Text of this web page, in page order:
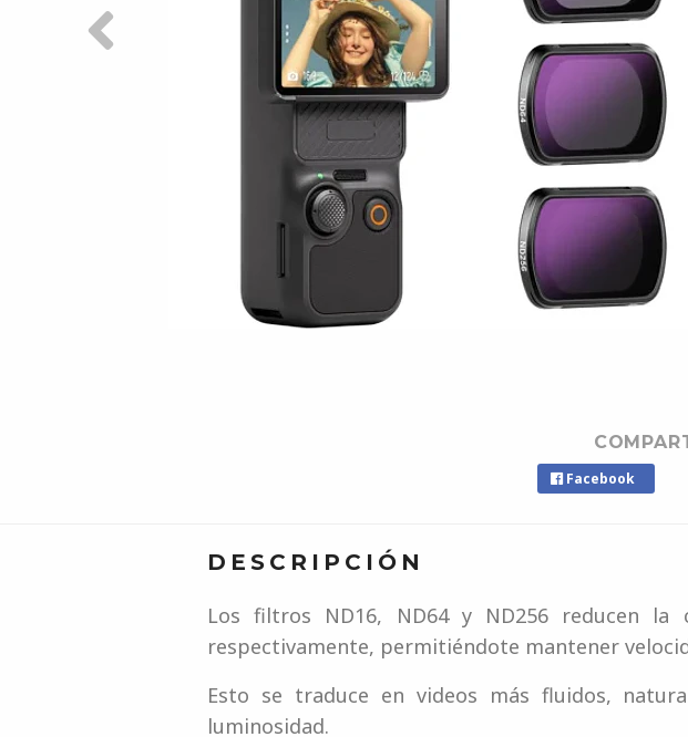
Facebook
DESCRIPCIÓN
Los filtros ND16, ND64 y ND256 reducen
respectivamente, permitiéndote mantener
Esto se traduce en videos más fluidos,
luminosidad.